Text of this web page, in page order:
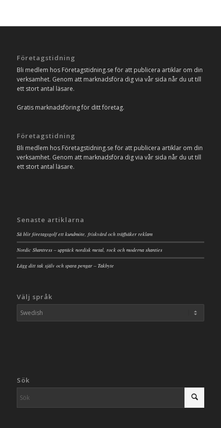
Företagstidning
Bli medlem hos Företagstidning.se för att publicera artiklar om din
verksamhet. Genom att marknadsföra dig via vår sida når du ut till
ett stort antal läsare.
Gratis marknadsföring för ditt företag.
Företagstidning
Bli medlem hos Företagstidning.se för att publicera artiklar om din
verksamhet. Genom att marknadsföra dig via vår sida når du ut till
ett stort antal läsare.
Senaste artiklarna
Så blir företagsgolf ett kundmöte, friskvård och träffsäker reklam
Nordic Shantress – upptäck nordisk metal, rock och moderna shanties
Lägg ditt tak själv och spara pengar – Takbyte
Välj språk
Sök